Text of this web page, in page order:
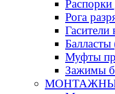
Рога
Гасители
Балласты
Муфты
Зажимы